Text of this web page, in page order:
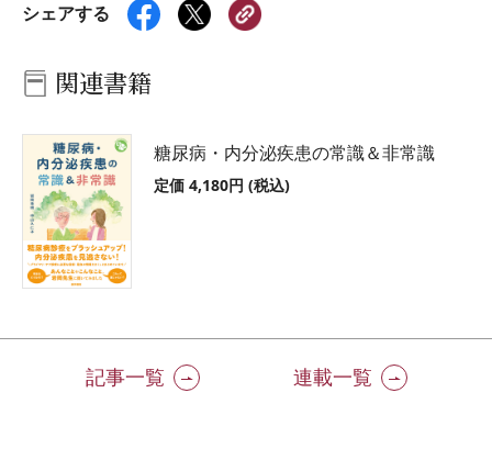
シェアする
関連書籍
糖尿病・内分泌疾患の常識＆非常識
定価 4,180円 (税込)
記事一覧 連載一覧